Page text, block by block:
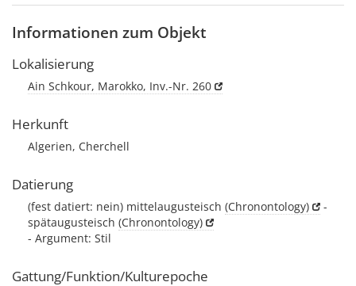
Informationen zum Objekt
Lokalisierung
Ain Schkour, Marokko, Inv.-Nr. 260
Herkunft
Algerien, Cherchell
Datierung
(fest datiert: nein) mittelaugusteisch (Chronontology)
-
spätaugusteisch (Chronontology)
- Argument: Stil
Gattung/Funktion/Kulturepoche